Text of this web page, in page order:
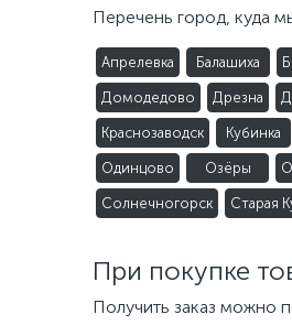
Перечень город, куда
Апрелевка Балашиха
Домодедово Дрезна
Краснозаводск Кубинка
Одинцово Озёры
Солнечногорск Старая
При покупке
Получить заказ можно